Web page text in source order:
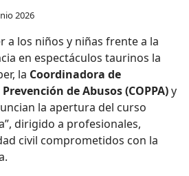
2026
a los niños y niñas frente a la
en espectáculos taurinos la
la Coordinadora de
deAbusos (COPPA)y
la apertura del curso
dirigido a profesionales,
civil comprometidos con la